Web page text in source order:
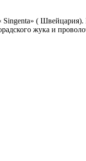
Singenta» (
жука и